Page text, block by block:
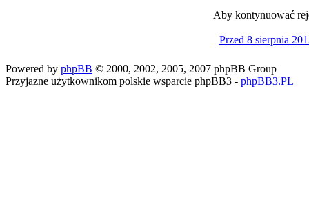
Aby kontynuować
Przed 8 sierpnia
Powered by phpBB © 2000, 2002, 2005, 2007 phpBB Group
Przyjazne użytkownikom polskie wsparcie phpBB3 - phpBB3.PL